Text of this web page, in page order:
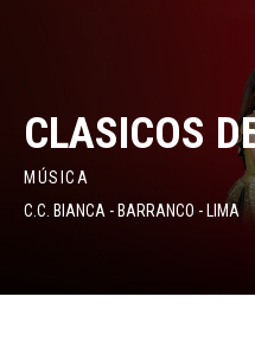
CLASICOS
MÚSICA
C.C. BIANCA - BARRANCO - LIMA